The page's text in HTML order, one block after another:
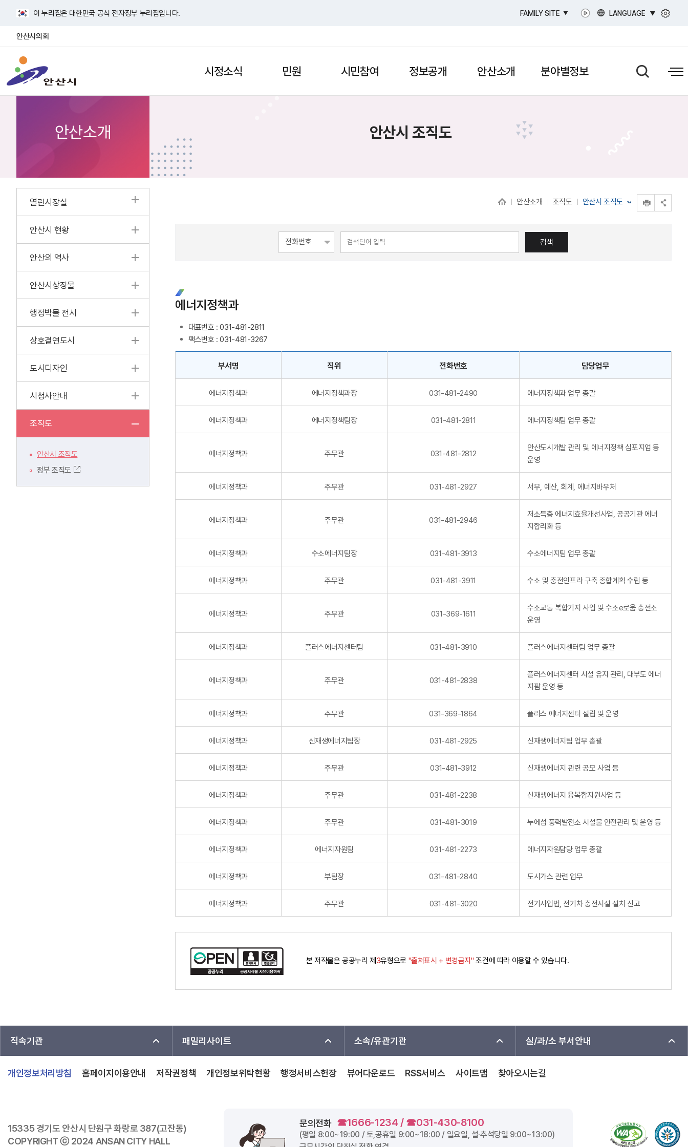
이 누리집은 대한민국 공식 전자정부 누리집입니다. FAMILY SITE LANGUAGE
안산시의회
시
시정소식 민원 시민참여 정보공개 안산소개 분야별정보
안산소개 안산시 조직도
안산소개 조직도 안산시 조직도
열린시장실
안산시 현황
안산의 역사
안산시상징물
행정박물 전시
상호결연도시
도시디자인
시청사안내
조직도
안산시 조직도
정부 조직도
검색
에너지정책과
대표번호 : 031-481-2811
팩스번호 : 031-481-3267
부서명 직위 전화번호 담당업무
에너지정책과 에너지정책과장 031-481-2490 에너지정책과 업무 총괄
에너지정책과 에너지정책팀장 031-481-2811 에너지정책팀 업무 총괄
에너지정책과 주무관 031-481-2812
안산도시개발 관리 및 에너지정책 심포지엄 등
운영
에너지정책과 주무관 031-481-2927 서무, 예산, 회계, 에너지바우처
에너지정책과 주무관 031-481-2946
저소득층 에너지효율개선사업, 공공기관 에너
지합리화 등
에너지정책과 수소에너지팀장 031-481-3913 수소에너지팀 업무 총괄
에너지정책과 주무관 031-481-3911 수소 및 충전인프라 구축 종합계획 수립 등
에너지정책과 주무관 031-369-1611
수소교통 복합기지 사업 및 수소e로움 충전소
운영
에너지정책과 플러스에너지센터팀 031-481-3910 플러스에너지센터팀 업무 총괄
에너지정책과 주무관 031-481-2838
플러스에너지센터 시설 유지 관리, 대부도 에너
지팜 운영 등
에너지정책과 주무관 031-369-1864 플러스 에너지센터 설립 및 운영
에너지정책과 신재생에너지팀장 031-481-2925 신재생에너지팀 업무 총괄
에너지정책과 주무관 031-481-3912 신재생에너지 관련 공모 사업 등
에너지정책과 주무관 031-481-2238 신재생에너지 융복합지원사업 등
에너지정책과 주무관 031-481-3019 누에섬 풍력발전소 시설물 안전관리 및 운영 등
에너지정책과 에너지자원팀 031-481-2273 에너지자원담당 업무 총괄
에너지정책과 부팀장 031-481-2840 도시가스 관련 업무
에너지정책과 주무관 031-481-3020 전기사업법, 전기차 충전시설 설치 신고
본 저작물은 공공누리 제 3유형으로 "출처표시 + 변경금지" 조건에 따라 이용할 수 있습니다.
직속기관 패밀리사이트 소속/유관기관 실/과/소 부서안내
개인정보처리방침 홈페이지이용안내 저작권정책 개인정보위탁현황 행정서비스헌장 뷰어다운로드 RSS서비스 사이트맵 찾아오시는길
15335 경기도 안산시 단원구 화랑로 387(고잔동)
COPYRIGHT ⓒ 2024 ANSAN CITY HALL
문의전화 ☎1666-1234 / ☎031-430-8100
(평일 8:00~19:00 / 토,공휴일 9:00~18:00 / 일요일, 설·추석당일 9:00~13:00)